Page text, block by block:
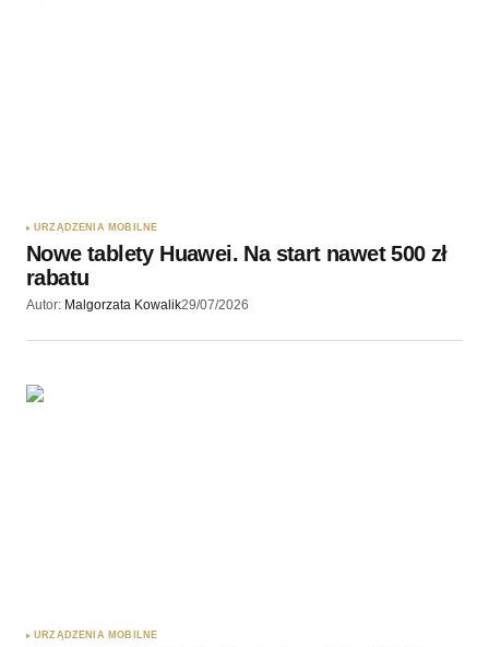
URZĄDZENIA MOBILNE
Nowe tablety Huawei. Na start nawet 500 zł
rabatu
Autor: Malgorzata Kowalik29/07/2026
URZĄDZENIA MOBILNE